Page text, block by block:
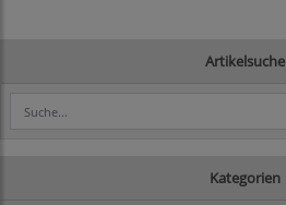
Artikelsuche
Kategorien